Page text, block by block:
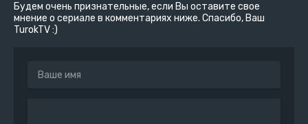
Будем очень признательные, если Вы оставите свое
мнение о сериале в комментариях ниже. Спасибо, Ваш
TurokTV :)